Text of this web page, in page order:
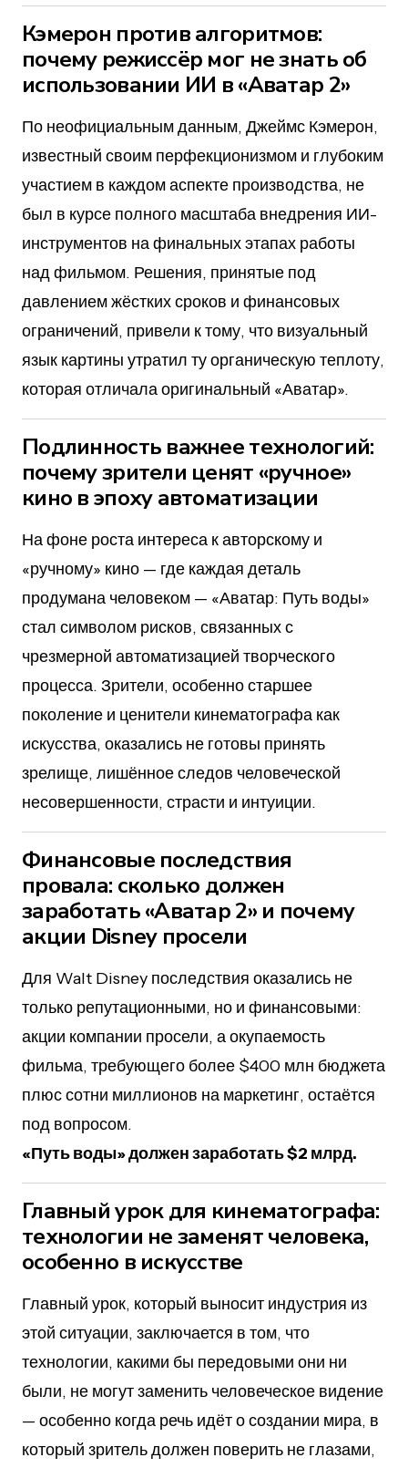
Кэмерон против алгоритмов:
почему режиссёр мог не знать об
использовании ИИ в «Аватар 2»
По неофициальным данным, Джеймс Кэмерон,
известный своим перфекционизмом и глубоким
участием в каждом аспекте производства, не
был в курсе полного масштаба внедрения ИИ-
инструментов на финальных этапах работы
над фильмом. Решения, принятые под
давлением жёстких сроков и финансовых
ограничений, привели к тому, что визуальный
язык картины утратил ту органическую теплоту,
которая отличала оригинальный «Аватар».
Подлинность важнее технологий:
почему зрители ценят «ручное»
кино в эпоху автоматизации
На фоне роста интереса к авторскому и
«ручному» кино — где каждая деталь
продумана человеком — «Аватар: Путь воды»
стал символом рисков, связанных с
чрезмерной автоматизацией творческого
процесса. Зрители, особенно старшее
поколение и ценители кинематографа как
искусства, оказались не готовы принять
зрелище, лишённое следов человеческой
несовершенности, страсти и интуиции.
Финансовые последствия
провала: сколько должен
заработать «Аватар 2» и почему
акции Disney просели
Для Walt Disney последствия оказались не
только репутационными, но и финансовыми:
акции компании просели, а окупаемость
фильма, требующего более $400 млн бюджета
плюс сотни миллионов на маркетинг, остаётся
под вопросом.
«Путь воды» должен заработать $2 млрд.
Главный урок для кинематографа:
технологии не заменят человека,
особенно в искусстве
Главный урок, который выносит индустрия из
этой ситуации, заключается в том, что
технологии, какими бы передовыми они ни
были, не могут заменить человеческое видение
— особенно когда речь идёт о создании мира, в
который зритель должен поверить не глазами,